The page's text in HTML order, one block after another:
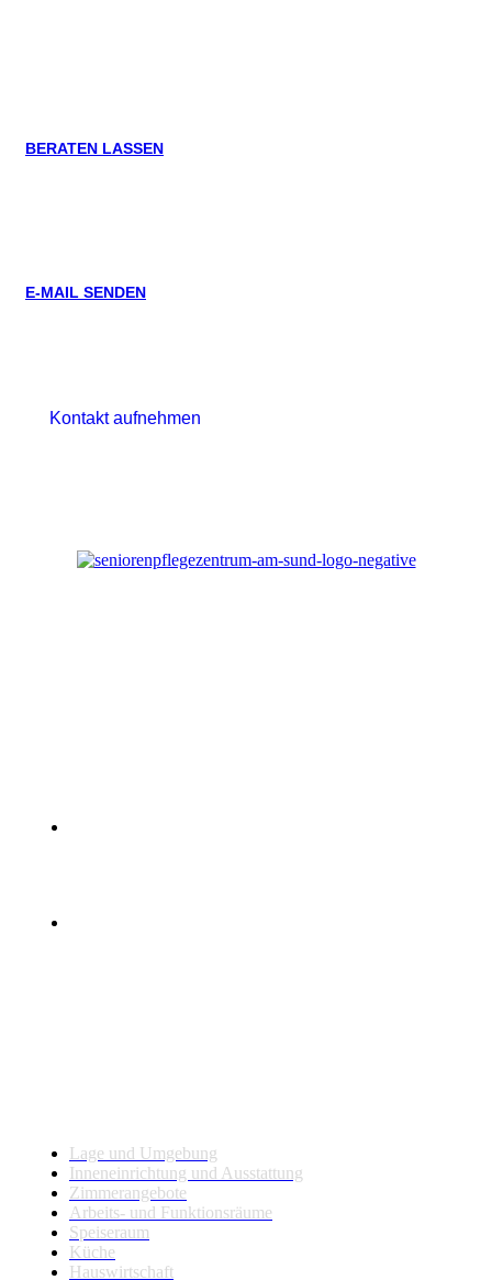
BERATEN LASSEN
E-MAIL SENDEN
Kontakt aufnehmen
Lage und Umgebung
Inneneinrichtung und Ausstattung
Zimmerangebote
Arbeits- und Funktionsräume
Speiseraum
Küche
Hauswirtschaft